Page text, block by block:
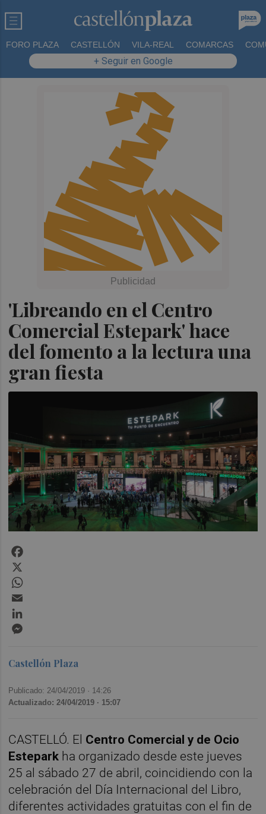
FORO PLAZA CASTELLÓN VILA-REAL COMARCAS
+ Seguir en Google
'Libreando en el Centro
Comercial Estepark' hace
del fomento a la lectura una
gran fiesta
Castellón Plaza
Publicado: 24/04/2019 · 14:26
Actualizado: 24/04/2019 · 15:07
CASTELLÓ. El Centro Comercial y de Ocio
Estepark ha organizado desde este jueves
25 al sábado 27 de abril, coincidiendo con la
celebración del Día Internacional del Libro,
diferentes actividades gratuitas con el fin de